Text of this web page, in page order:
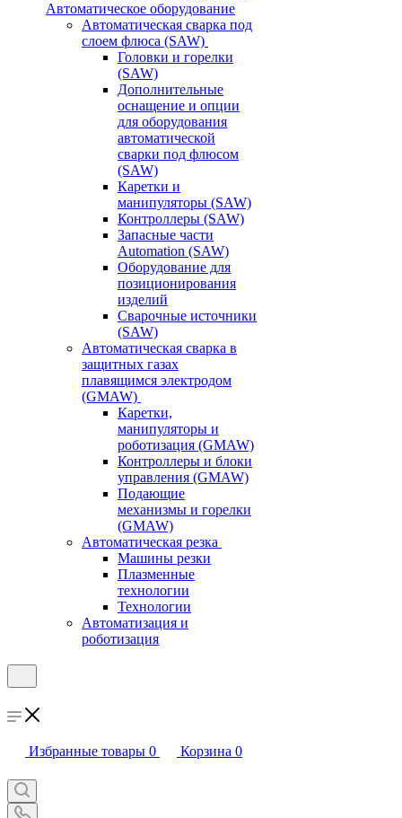
Автоматическое оборудование
Автоматическая сварка под
слоем флюса (SAW)
Головки и горелки
(SAW)
Дополнительные
оснащение и опции
для оборудования
автоматической
сварки под флюсом
(SAW)
Каретки и
манипуляторы (SAW)
Контроллеры (SAW)
Запасные части
Automation (SAW)
Оборудование для
позиционирования
изделий
Сварочные источники
(SAW)
Автоматическая сварка в
защитных газах
плавящимся электродом
(GMAW)
Каретки,
манипуляторы и
роботизация (GMAW)
Контроллеры и блоки
управления (GMAW)
Подающие
механизмы и горелки
(GMAW)
Автоматическая резка
Машины резки
Плазменные
технологии
Технологии
Автоматизация и
роботизация
Избранные товары 0 Корзина 0